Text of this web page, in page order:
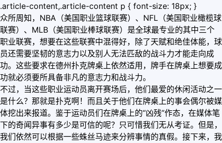
.article-content,.article-content p { font-size: 18px; }
众所周知，NBA（美国职业篮球联赛）、NFL（美国职业橄榄球
联赛）、MLB（美国职业棒球联赛）是全球最专业的其中三个
职业联赛，想要在这些联赛中混得好，除了天赋和绝佳体能，球
员还需要坚韧的意志力以及别人无法匹敌的战斗力才能走向成
功。这些要求在德州扑克牌桌上依然适用，牌手在牌桌上想要成
功就必须要所具备非凡的意志力和战斗力。
不过，当这些职业运动员离开赛场后，他们最爱的休闲活动之一
是什么？那就是扑克啊！而且关于他们在牌桌上的事会偶尔被媒
体挖出来报道。鉴于运动员们在牌桌上的“凶残”作态，在媒体笔
下的奇闻异事有多少是可信的呢？只可惜我们无从考证。但是，
我们依然可以根据一些蛛丝马迹来分辨事情的真假。接下来，我